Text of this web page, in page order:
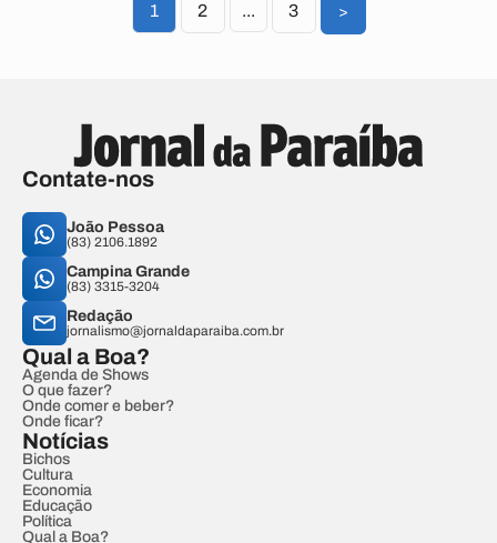
1 2 ... 3 >
Contate-nos
João Pessoa
(83) 2106.1892
Campina Grande
(83) 3315-3204
Redação
jornalismo@jornaldaparaiba.com.br
Qual a Boa?
Agenda de Shows
O que fazer?
Onde comer e beber?
Onde ficar?
Notícias
Bichos
Cultura
Economia
Educação
Política
Qual a Boa?